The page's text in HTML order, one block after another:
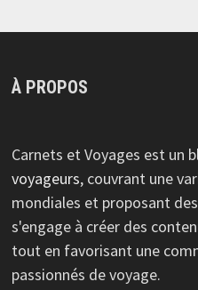
À PROPOS
Carnets et Voyages est un
voyageurs, couvrant une
mondiales et proposant
s'engage à créer des
tout en favorisant une
passionnés de voyage.